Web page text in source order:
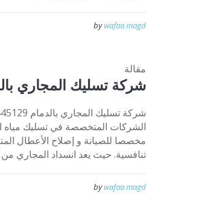
bywafaa magd
مقالة
شركة تسليك المجاري
الشركات المتخصصة في تسليك مياه
مخصصا للصيانة و إصلاح الأعطال
تنافسية. حيث يعد انسداد المجاري
bywafaa magd